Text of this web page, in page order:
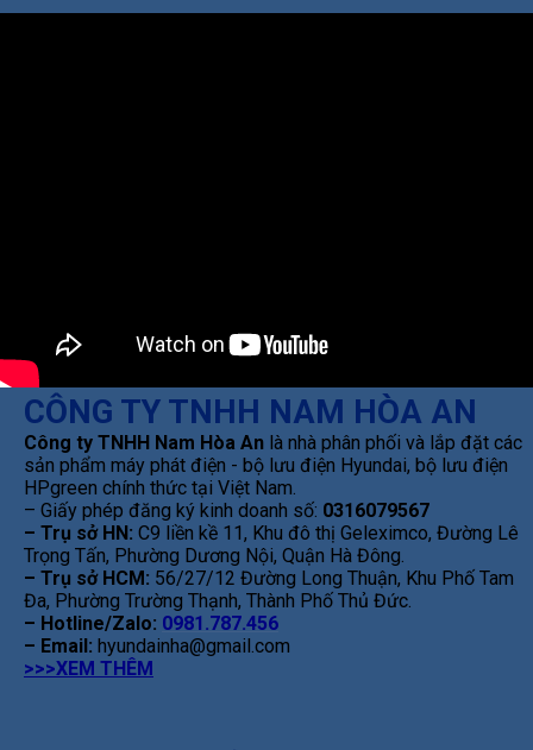
CÔNG TY TNHH NAM HÒA AN
Công ty TNHH Nam Hòa An là nhà phân phối và lắp đặt các
sản phẩm máy phát điện - bộ lưu điện Hyundai, bộ lưu điện
HPgreen chính thức tại Việt Nam.
– Giấy phép đăng ký kinh doanh số: 0316079567
– Trụ sở HN: C9 liền kề 11, Khu đô thị Geleximco, Đường Lê
Trọng Tấn, Phường Dương Nội, Quận Hà Đông.
– Trụ sở HCM: 56/27/12 Đường Long Thuận, Khu Phố Tam
Đa, Phường Trường Thạnh, Thành Phố Thủ Đức.
– Hotline/Zalo: 0981.787.456
– Email: hyundainha@gmail.com
>>>XEM THÊM